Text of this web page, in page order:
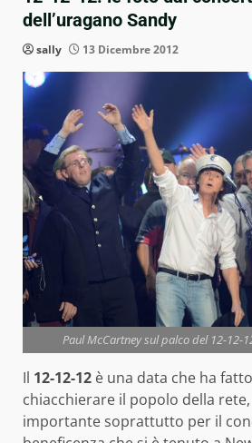
dell’uragano Sandy
sally 13 Dicembre 2012
Paul McCartney sul palco del 12-
Il 12-12-12 è una data che ha
chiacchierare il popolo della
importante soprattutto per il